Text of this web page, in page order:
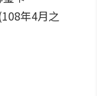
年4月之